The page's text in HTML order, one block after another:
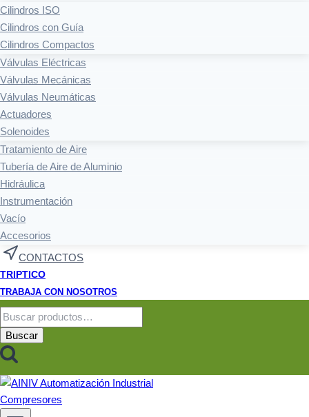
Cilindros ISO
Cilindros con Guía
Cilindros Compactos
Válvulas Eléctricas
Válvulas Mecánicas
Válvulas Neumáticas
Actuadores
Solenoides
Tratamiento de Aire
Tubería de Aire de Aluminio
Hidráulica
Instrumentación
Vacío
Accesorios
CONTACTOS
TRIPTICO
TRABAJA CON NOSOTROS
Buscar
por:
Buscar